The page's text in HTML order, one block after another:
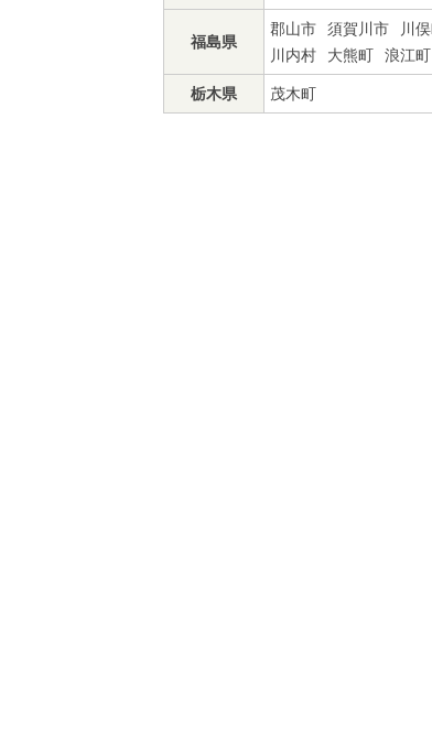
福島県
郡山市 須賀川市 川
川内村
大熊町 浪江町
栃木県 茂木町